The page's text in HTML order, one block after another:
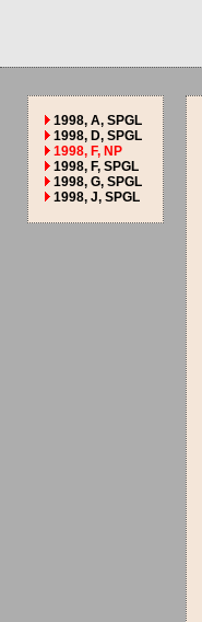
1998, A, SPGL
1998, D, SPGL
1998, F, NP
1998, F, SPGL
1998, G, SPGL
1998, J, SPGL